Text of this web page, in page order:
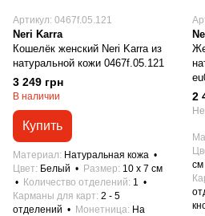
Артикул: 0467f.05.121
Neri Karra
Кошелёк женский Neri Karra из
натуральной кожи 0467f.05.121
3 249 грн
В наличии
Купить
Материал
Натуральная кожа
Цвет
Белый Размер 10 x 7 см
Количество отделений 1
Карманы для карт 2 - 5
отделений
Монетница На
2
см